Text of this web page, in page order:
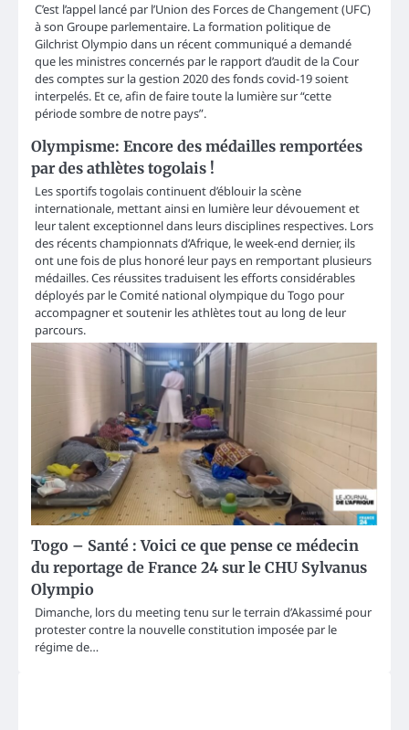
C’est l’appel lancé par l’Union des Forces de Changement (UFC)
à son Groupe parlementaire. La formation politique de
Gilchrist Olympio dans un récent communiqué a demandé
que les ministres concernés par le rapport d’audit de la Cour
des comptes sur la gestion 2020 des fonds covid-19 soient
interpelés. Et ce, afin de faire toute la lumière sur “cette
période sombre de notre pays”.
Olympisme: Encore des médailles remportées
par des athlètes togolais !
Les sportifs togolais continuent d’éblouir la scène
internationale, mettant ainsi en lumière leur dévouement et
leur talent exceptionnel dans leurs disciplines respectives. Lors
des récents championnats d’Afrique, le week-end dernier, ils
ont une fois de plus honoré leur pays en remportant plusieurs
médailles. Ces réussites traduisent les efforts considérables
déployés par le Comité national olympique du Togo pour
accompagner et soutenir les athlètes tout au long de leur
parcours.
Togo – Santé : Voici ce que pense ce médecin
du reportage de France 24 sur le CHU Sylvanus
Olympio
Dimanche, lors du meeting tenu sur le terrain d’Akassimé pour
protester contre la nouvelle constitution imposée par le
régime de…